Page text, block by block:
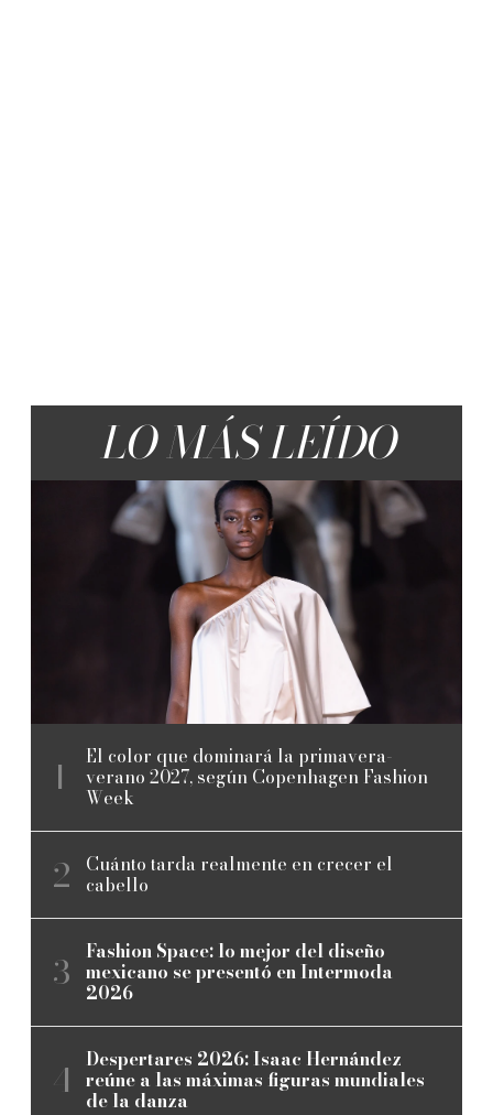
LO MÁS LEÍDO
El color que dominará la primavera-
verano 2027, según Copenhagen Fashion
Week
Cuánto tarda realmente en crecer el
cabello
Fashion Space: lo mejor del diseño
mexicano se presentó en Intermoda
2026
Despertares 2026: Isaac Hernández
reúne a las máximas figuras mundiales
de la danza